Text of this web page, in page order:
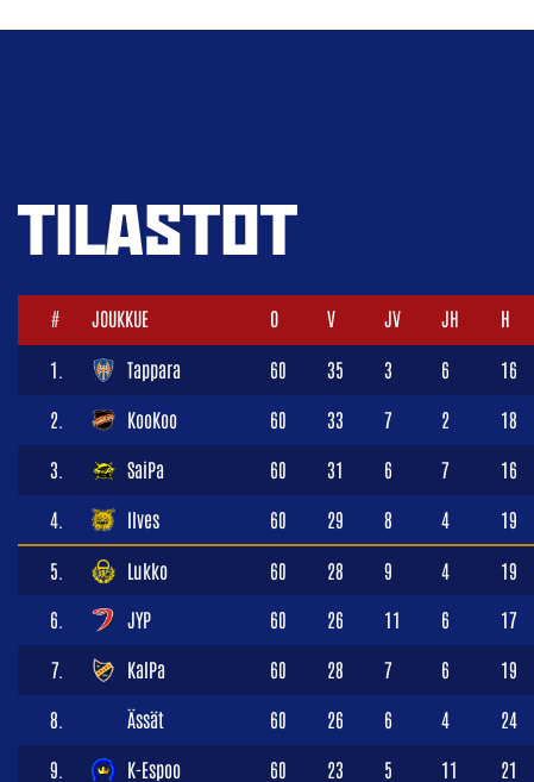
TILASTOT
# JOUKKUE O V JV JH H
1. Tappara 60 35 3 6 16
2. KooKoo 60 33 7 2 18
3. SaiPa 60 31 6 7 16
4. Ilves 60 29 8 4 19
5. Lukko 60 28 9 4 19
6. JYP 60 26 11 6 17
7. KalPa 60 28 7 6 19
8. Ässät 60 26 6 4 24
9. K-Espoo 60 23 5 11 21